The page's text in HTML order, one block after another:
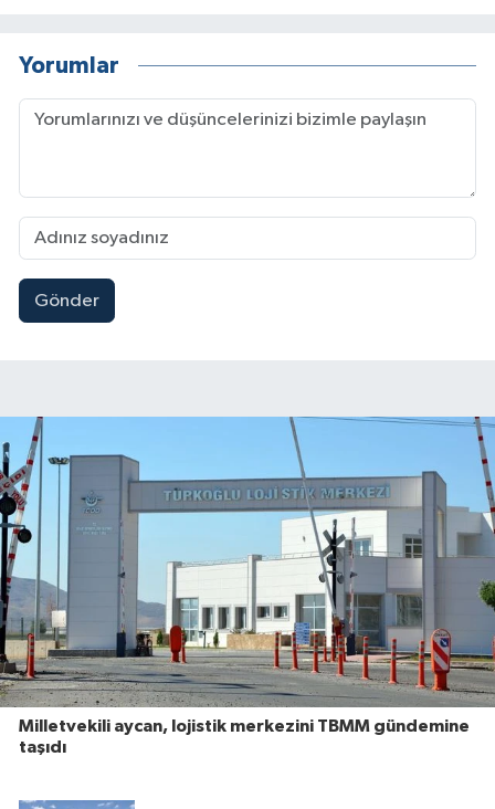
Yorumlar
Gönder
Milletvekili aycan, lojistik merkezini TBMM gündemine
taşıdı